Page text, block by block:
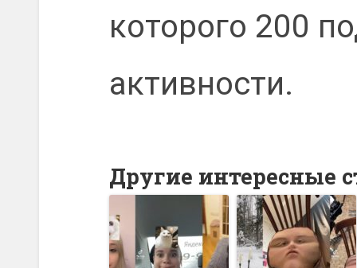
которого 200
активности.
Другие интересные